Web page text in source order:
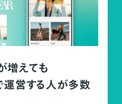
増えても
運営する人が多数